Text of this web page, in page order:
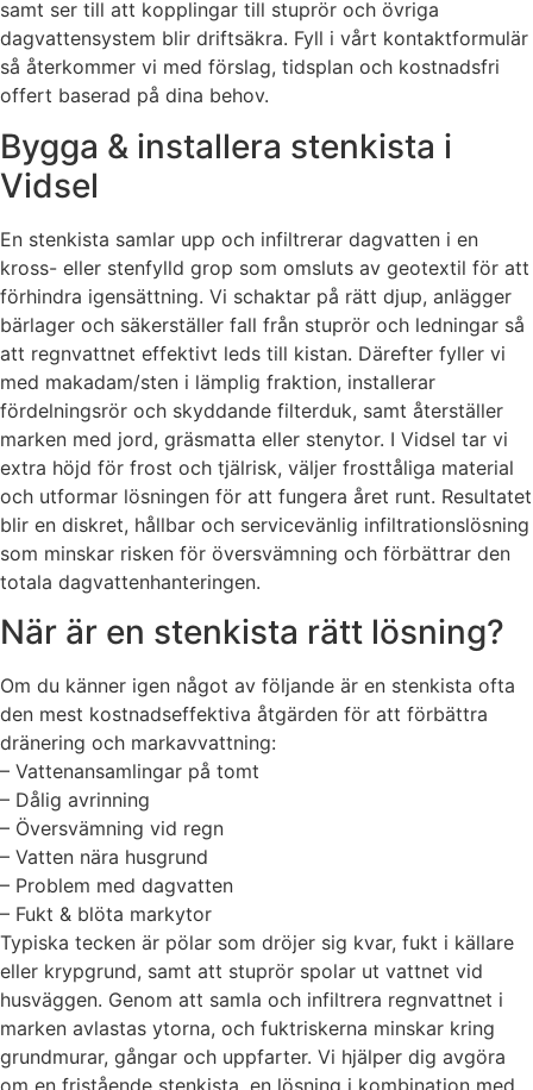
samt ser till att kopplingar till stuprör och övriga
dagvattensystem blir driftsäkra. Fyll i vårt kontaktformulär
så återkommer vi med förslag, tidsplan och kostnadsfri
offert baserad på dina behov.
Bygga & installera stenkista i
Vidsel
En stenkista samlar upp och infiltrerar dagvatten i en
kross- eller stenfylld grop som omsluts av geotextil för att
förhindra igensättning. Vi schaktar på rätt djup, anlägger
bärlager och säkerställer fall från stuprör och ledningar så
att regnvattnet effektivt leds till kistan. Därefter fyller vi
med makadam/sten i lämplig fraktion, installerar
fördelningsrör och skyddande filterduk, samt återställer
marken med jord, gräsmatta eller stenytor. I Vidsel tar vi
extra höjd för frost och tjälrisk, väljer frosttåliga material
och utformar lösningen för att fungera året runt. Resultatet
blir en diskret, hållbar och servicevänlig infiltrationslösning
som minskar risken för översvämning och förbättrar den
totala dagvattenhanteringen.
När är en stenkista rätt lösning?
Om du känner igen något av följande är en stenkista ofta
den mest kostnadseffektiva åtgärden för att förbättra
dränering och markavvattning:
– Vattenansamlingar på tomt
– Dålig avrinning
– Översvämning vid regn
– Vatten nära husgrund
– Problem med dagvatten
– Fukt & blöta markytor
Typiska tecken är pölar som dröjer sig kvar, fukt i källare
eller krypgrund, samt att stuprör spolar ut vattnet vid
husväggen. Genom att samla och infiltrera regnvattnet i
marken avlastas ytorna, och fuktriskerna minskar kring
grundmurar, gångar och uppfarter. Vi hjälper dig avgöra